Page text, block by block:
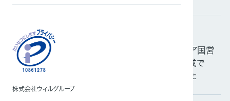
株式会社ウィルグループ
2026.03.05 掲載情報
「日経電子版」にて当社が日本で初めてインドネシア国営
バス会社と大型バス運転・特定技能ドライバー育成で
MOU（基本合意書）の締結について紹介されました